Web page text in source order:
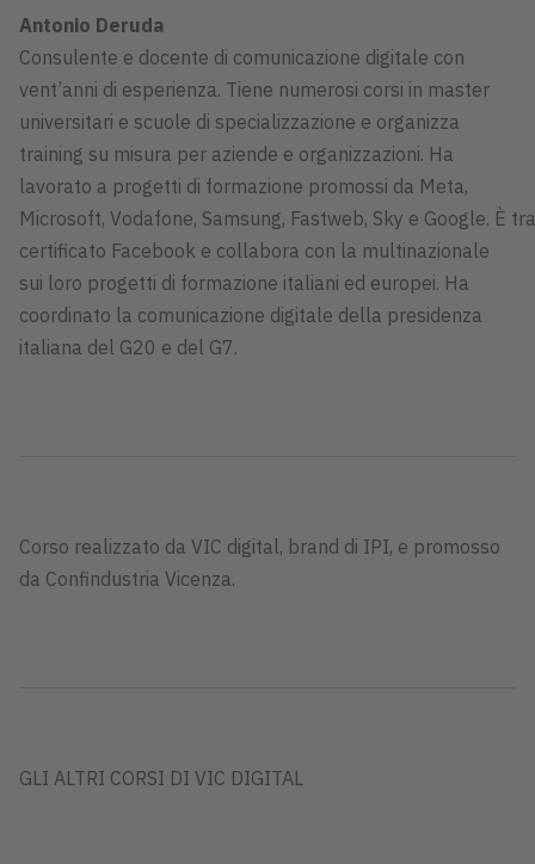
Antonio Deruda
Consulente e docente di comunicazione digitale con
vent’anni di esperienza. Tiene numerosi corsi in master
universitari e scuole di specializzazione e organizza
training su misura per aziende e organizzazioni. Ha
lavorato a progetti di formazione promossi da Meta,
Microsoft, Vodafone, Samsung, Fastweb, Sky e Google. È
certificato Facebook e collabora con la multinazionale
sui loro progetti di formazione italiani ed europei. Ha
coordinato la comunicazione digitale della presidenza
italiana del G20 e del G7.
Corso realizzato da VIC digital, brand di IPI, e promosso
da Confindustria Vicenza.
GLI ALTRI CORSI DI VIC DIGITAL